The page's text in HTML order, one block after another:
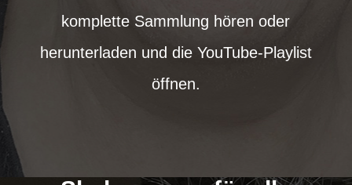
komplette Sammlung hören oder
herunterladen und die YouTube-Playlist
öffnen.